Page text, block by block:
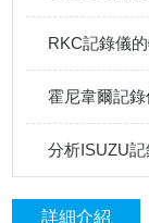
RKC記錄儀
霍尼韋爾記
分析ISUZU
詳細介紹